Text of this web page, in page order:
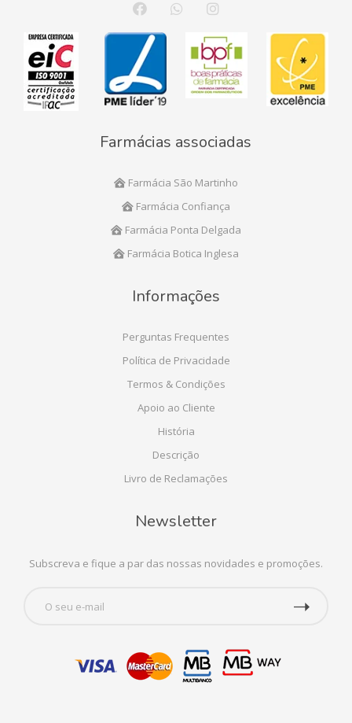
Farmácias associadas
Farmácia São Martinho
Farmácia Confiança
Farmácia Ponta Delgada
Farmácia Botica Inglesa
Informações
Perguntas Frequentes
Política de Privacidade
Termos & Condições
Apoio ao Cliente
História
Descrição
Livro de Reclamações
Newsletter
Subscreva e fique a par das nossas novidades e promoções.